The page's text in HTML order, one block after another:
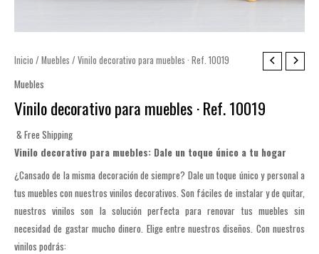
Inicio / Muebles / Vinilo decorativo para muebles · Ref. 10019
Muebles
Vinilo decorativo para muebles · Ref. 10019
& Free Shipping
Vinilo decorativo para muebles: Dale un toque único a tu hogar
¿Cansado de la misma decoración de siempre? Dale un toque único y personal a
tus muebles con nuestros vinilos decorativos. Son fáciles de instalar y de quitar,
nuestros vinilos son la solución perfecta para renovar tus muebles sin
necesidad de gastar mucho dinero. Elige entre nuestros diseños. Con nuestros
vinilos podrás: